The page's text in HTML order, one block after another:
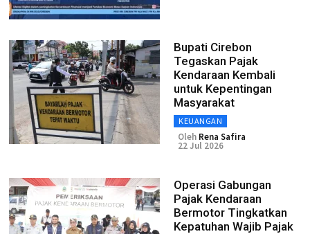
Bupati Cirebon
Tegaskan Pajak
Kendaraan Kembali
untuk Kepentingan
Masyarakat
KEUANGAN
Oleh Rena Safira
22 Jul 2026
Operasi Gabungan
Pajak Kendaraan
Bermotor Tingkatkan
Kepatuhan Wajib Pajak